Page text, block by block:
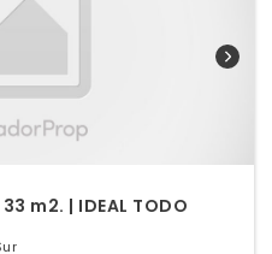
m2. | IDEAL TODO